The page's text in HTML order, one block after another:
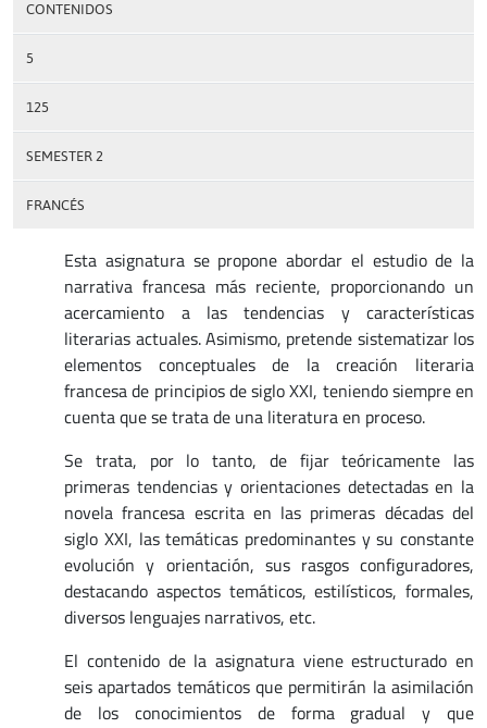
CONTENIDOS
5
125
SEMESTER 2
FRANCÉS
Esta asignatura se propone abordar el estudio de la
narrativa francesa más reciente, proporcionando un
acercamiento a las tendencias y características
literarias actuales. Asimismo, pretende sistematizar los
elementos conceptuales de la creación literaria
francesa de principios de siglo XXI, teniendo siempre en
cuenta que se trata de una literatura en proceso.
Se trata, por lo tanto, de fijar teóricamente las
primeras tendencias y orientaciones detectadas en la
novela francesa escrita en las primeras décadas del
siglo XXI, las temáticas predominantes y su constante
evolución y orientación, sus rasgos configuradores,
destacando aspectos temáticos, estilísticos, formales,
diversos lenguajes narrativos, etc.
El contenido de la asignatura viene estructurado en
seis apartados temáticos que permitirán la asimilación
de los conocimientos de forma gradual y que